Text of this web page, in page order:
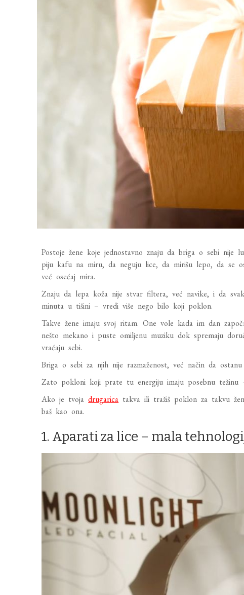
Postoje žene koje jednostavno znaju da briga o sebi nije
piju kafu na miru, da neguju lice, da mirišu lepo, da se
već osećaj mira.
Znaju da lepa koža nije stvar filtera, već navike, i da
minuta u tišini – vredi više nego bilo koji poklon.
Takve žene imaju svoj ritam. One vole kada im dan
nešto mekano i puste omiljenu muziku dok spremaju
vraćaju sebi.
Briga o sebi za njih nije razmaženost, već način da ostanu
Zato pokloni koji prate tu energiju imaju posebnu
Ako je tvojadrugarica takva ili tražiš poklon za takvu
baš kao ona.
1. Aparati za lice – mala